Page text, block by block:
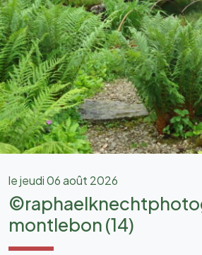
le jeudi 06 août 2026
montlebon (14)